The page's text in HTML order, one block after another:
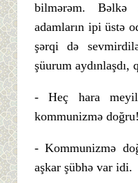
bilmərəm.
adamların ipi üstə
şərqi də
şüurum aydınlaşdı,
- Heç hara
kommunizmə doğru!
- Kommunizmə
aşkar şübhə var idi.